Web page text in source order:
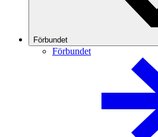
Förbundet
Förbundet